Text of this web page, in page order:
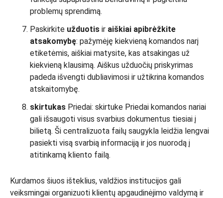
problemų sprendimą.
Paskirkite užduotis ir aiškiai apibrėžkite
atsakomybę: pažymėję kiekvieną komandos narį
etiketėmis, aiškiai matysite, kas atsakingas už
kiekvieną klausimą. Aiškus užduočių priskyrimas
padeda išvengti dubliavimosi ir užtikrina komandos
atskaitomybę.
skirtukas Priedai: skirtuke Priedai komandos nariai
gali išsaugoti visus svarbius dokumentus tiesiai į
bilietą. Ši centralizuota failų saugykla leidžia lengvai
pasiekti visą svarbią informaciją ir jos nuorodą į
atitinkamą kliento failą.
Kurdamos šiuos išteklius, valdžios institucijos gali
veiksmingai organizuoti klientų apgaudinėjimo valdymą ir